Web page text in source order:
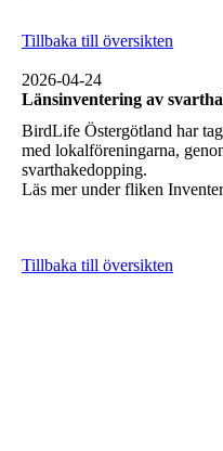
Tillbaka till översikten
2026-04-24
Länsinventering av
BirdLife Östergötland har
med lokalföreningarna,
svarthakedopping.
Läs mer under fliken
Tillbaka till översikten